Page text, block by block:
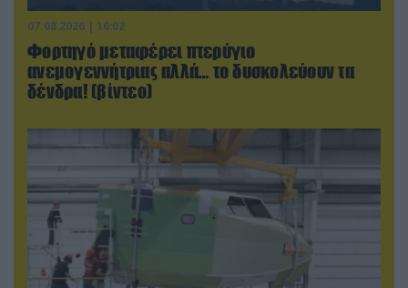
07.08.2026 | 16:02
Φορτηγό μεταφέρει πτερύγιο
ανεμογεννήτριας αλλά… το δυσκολεύουν τα
δένδρα! (βίντεο)